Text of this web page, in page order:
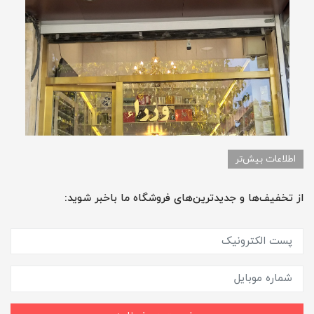
اطلاعات بیش‌تر
از تخفیف‌ها و جدیدترین‌های فروشگاه ما باخبر شوید: